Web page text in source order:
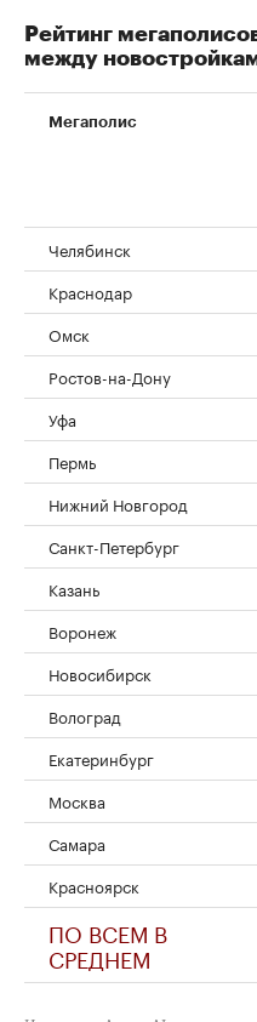
Рейтинг
между
Мегаполис
Челябинск
Краснодар
Омск
Ростов-на-Дону
Уфа
Пермь
Нижний Новгород
Санкт-Петербург
Казань
Воронеж
Новосибирск
Волоград
Екатеринбург
Москва
Самара
Красноярск
ПО ВСЕМ В
СРЕДНЕМ